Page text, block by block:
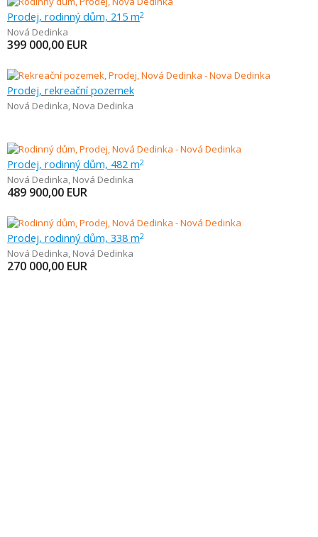
Prodej, rodinný dům, 215 m2
Nová Dedinka
399 000,00 EUR
Prodej, rekreační pozemek
Nová Dedinka, Nova Dedinka
Prodej, rodinný dům, 482 m2
Nová Dedinka, Nová Dedinka
489 900,00 EUR
Prodej, rodinný dům, 338 m2
Nová Dedinka, Nová Dedinka
270 000,00 EUR